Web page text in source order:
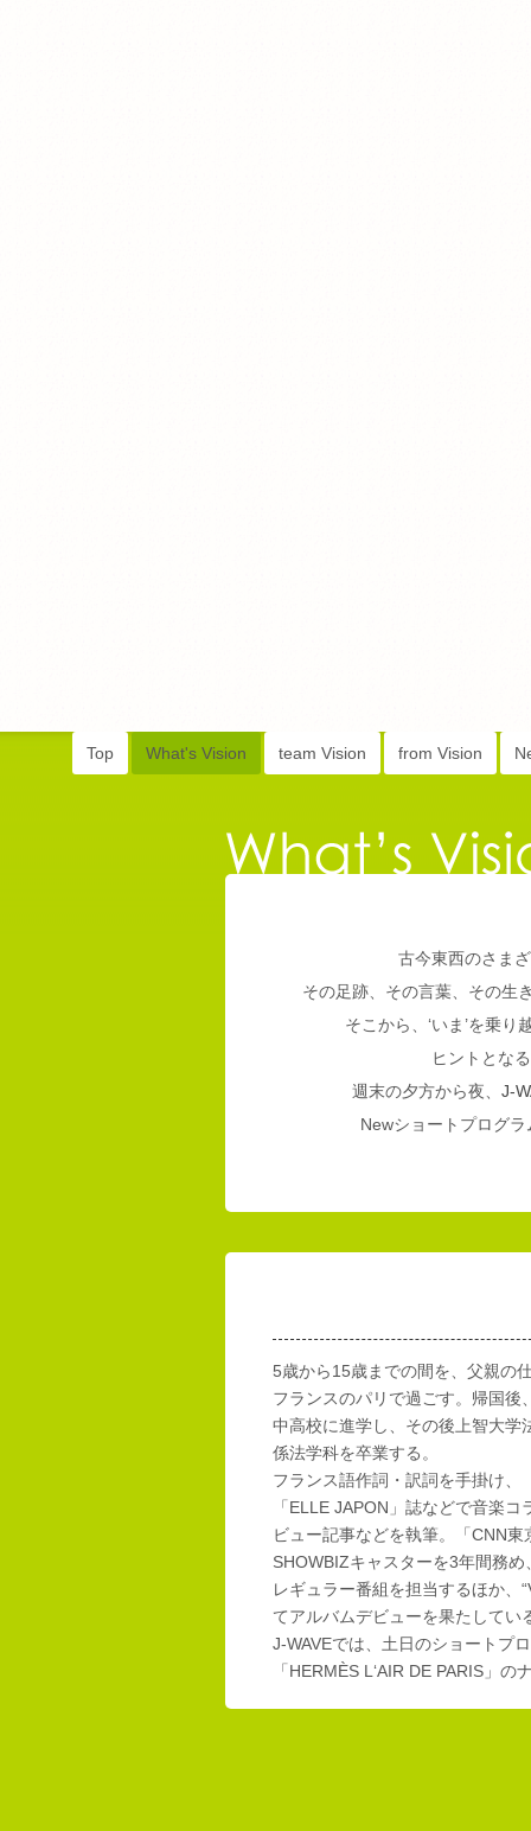
Top What's Vision team Vision from Vision
古今東西のさま
その足跡、その言葉、その生
そこから、‘いま’を乗
ヒントとな
週末の夕方から夜、 J-
Newショートプログ
5歳から15歳までの間を、父親の
フランスのパリで過ごす。帰国後
中高校に進学し、その後上智大学
係法学科を卒業する。
フランス語作詞・訳詞を手掛け、
「ELLE JAPON」誌などで音楽コ
ビュー記事などを執筆。「CNN東
SHOWBIZキャスターを3年間務め
レギュラー番組を担当するほか、
てアルバムデビューを果たしてい
J-WAVEでは、土日のショートプ
「HERMÈS L‘AIR DE PARIS」